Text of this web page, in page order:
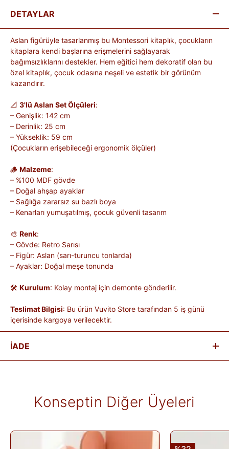
DETAYLAR
Aslan figürüyle tasarlanmış bu Montessori kitaplık, çocukların
kitaplara kendi başlarına erişmelerini sağlayarak
bağımsızlıklarını destekler. Hem eğitici hem dekoratif olan bu
özel kitaplık, çocuk odasına neşeli ve estetik bir görünüm
kazandırır.
📐 3'lü Aslan Set Ölçüleri:
– Genişlik: 142 cm
– Derinlik: 25 cm
– Yükseklik: 59 cm
(Çocukların erişebileceği ergonomik ölçüler)
🪵 Malzeme:
– %100 MDF gövde
– Doğal ahşap ayaklar
– Sağlığa zararsız su bazlı boya
– Kenarları yumuşatılmış, çocuk güvenli tasarım
🎨 Renk:
– Gövde: Retro Sarısı
– Figür: Aslan (sarı-turuncu tonlarda)
– Ayaklar: Doğal meşe tonunda
🛠 Kurulum: Kolay montaj için demonte gönderilir.
Teslimat Bilgisi: Bu ürün Vuvito Store tarafından 5 iş günü
içerisinde kargoya verilecektir.
İADE
mümkün olmayan ürünlerde iade kabul edilmez. Ayıplı ürünler,
teslim sırasında kargo tutanağı ile belgelenmediği sürece iade
ve ürüne göre değişiklik gösterebilir; bu bilgiler ürün
açıklamalarında yer alır.
Konseptin Diğer Üyeleri